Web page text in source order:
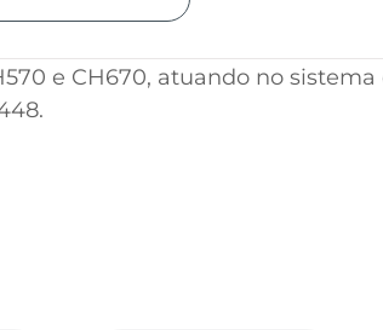
e CH670, atuando no sistema